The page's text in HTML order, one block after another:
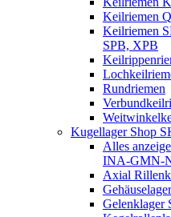
Keilriemen
Keilriemen
SPB, XPB
Rundriemen
Kugellager Shop
Alles
INA-GMN-
Axial
Gelenklager